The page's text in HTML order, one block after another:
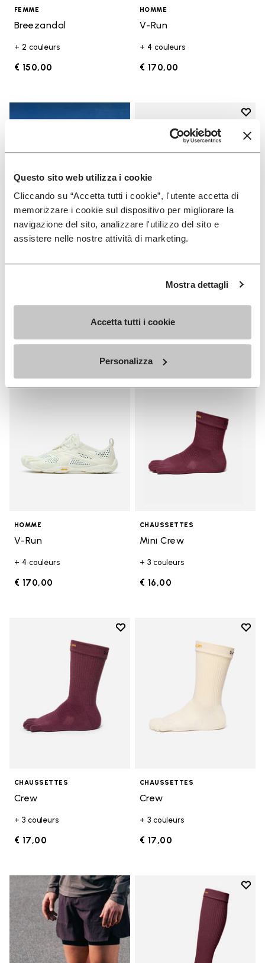
Questo sito web utilizza i cookie
Cliccando su “Accetta tutti i cookie”, l'utente accetta di
memorizzare i cookie sul dispositivo per migliorare la
navigazione del sito, analizzare l'utilizzo del sito e
assistere nelle nostre attività di marketing.
Mostra dettagli
Accetta tutti i cookie
Personalizza
FEMME
Breezandal
+ 2 couleurs
€ 150,00
HOMME
V-Run
+ 4 couleurs
€ 170,00
Add
HOMME
Breezandal
+ 3 couleurs
€ 150,00
Add to wishlist V-Run
HOMME
V-Run
+ 4 couleurs
€ 170,00
Add
CHAUSSETTES
Mini Crew
+ 3 couleurs
€ 16,00
Add to wishlist
Add to wishlist Crew
CHAUSSETTES
Crew
+ 3 couleurs
€ 17,00
Add
CHAUSSETTES
Crew
+ 3 couleurs
€ 17,00
Add